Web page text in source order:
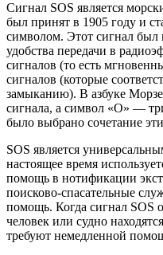
Сигнал SOS является
был принят в 1905 году и
символом. Этот сигнал был
удобства передачи в
сигналов (то есть
сигналов (которые
замыканию). В азбуке
сигнала, а символ «О» —
было выбрано сочетание
SOS является
настоящее время
помощь в нотификации
поисково-спасательные
помощь. Когда сигнал SOS
человек или судно
требуют немедленной